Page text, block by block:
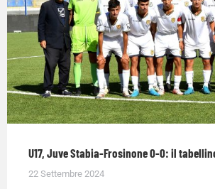
U17, Juve Stabia-Frosinone 0-0: il
22 Settembre 2024